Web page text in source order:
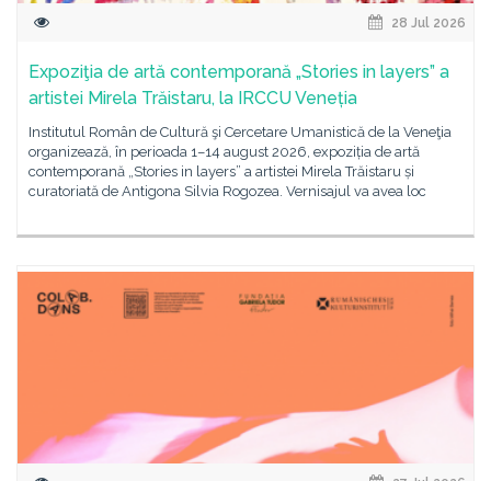
28 Jul 2026
Expoziţia de artă contemporană „Stories in layers” a
artistei Mirela Trăistaru, la IRCCU Veneția
Institutul Român de Cultură şi Cercetare Umanistică de la Veneţia
organizează, în perioada 1–14 august 2026, expoziția de artă
contemporană „Stories in layers” a artistei Mirela Trăistaru și
curatoriată de Antigona Silvia Rogozea. Vernisajul va avea loc